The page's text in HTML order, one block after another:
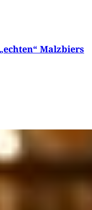
Malzbiers